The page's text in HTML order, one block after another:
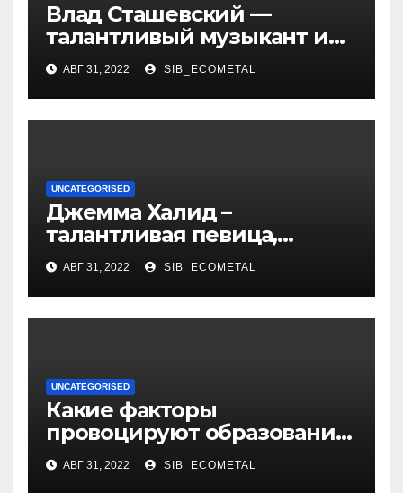
Влад Сташевский —
талантливый музыкант и
певец, чья биография и
личная жизнь
вдохновляют!
АВГ 31, 2022 SIB_ECOMETAL
UNCATEGORISED
Джемма Халид –
талантливая певица,
музыкант и автор песен со
смыслом
АВГ 31, 2022 SIB_ECOMETAL
UNCATEGORISED
Какие факторы
провоцируют образование
жировиков
АВГ 31, 2022 SIB_ECOMETAL